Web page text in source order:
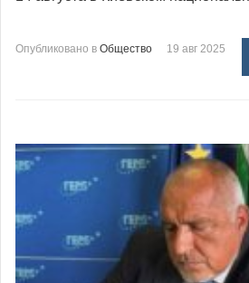
Опубликовано в Общество 19 авг 2025